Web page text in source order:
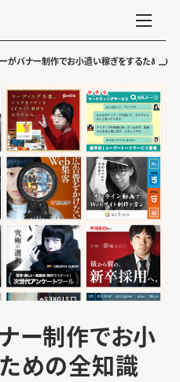
がバナー制作でお小遣い稼ぎをするための全
ー制作でお小
めの全知識